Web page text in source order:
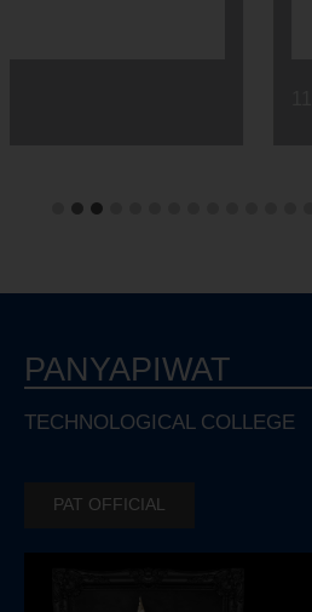
PANYAPIWAT
TECHNOLOGICAL COLLEGE
PAT OFFICIAL